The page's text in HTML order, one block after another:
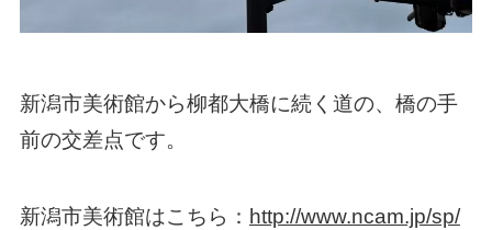
新潟市美術館から柳都大橋に続く道の、橋の手
前の交差点です。
新潟市美術館はこちら： http://www.ncam.jp/sp/